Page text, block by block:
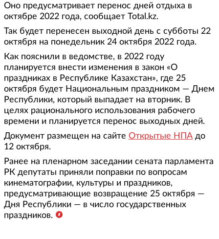
Оно предусматривает перенос дней отдыха в
октябре 2022 года, сообщает Total.kz.
Так будет перенесен выходной день с субботы 22
октября на понедельник 24 октября 2022 года.
Как пояснили в ведомстве, в 2022 году
планируется внести изменения в закон «О
праздниках в Республике Казахстан», где 25
октября будет Национальным праздником — Днем
Республики, который выпадает на вторник. В
целях рационального использования рабочего
времени и планируется перенос выходных дней.
Документ размещен на сайте Открытые НПА до
12 октября.
Ранее на пленарном заседании сената парламента
РК депутаты приняли поправки по вопросам
кинематографии, культуры и праздников,
предусматривающие возвращение 25 октября —
Дня Республики — в число государственных
праздников.